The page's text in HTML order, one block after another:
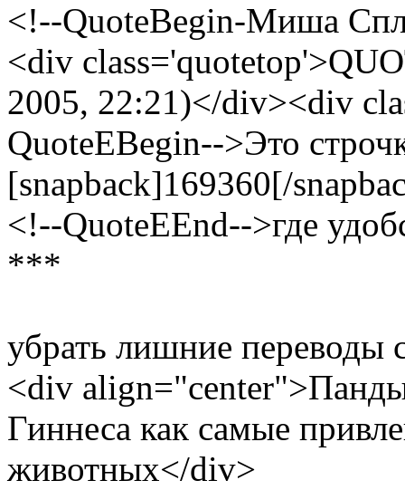
<!--QuoteBegin-Миша
<div
2005, 22:21)</div><div
QuoteEBegin-->Это
[snapback]169360[/
<!--QuoteEEnd-->где
***
убрать лишние переводы
<div
Гиннеса как самые
животных</div>